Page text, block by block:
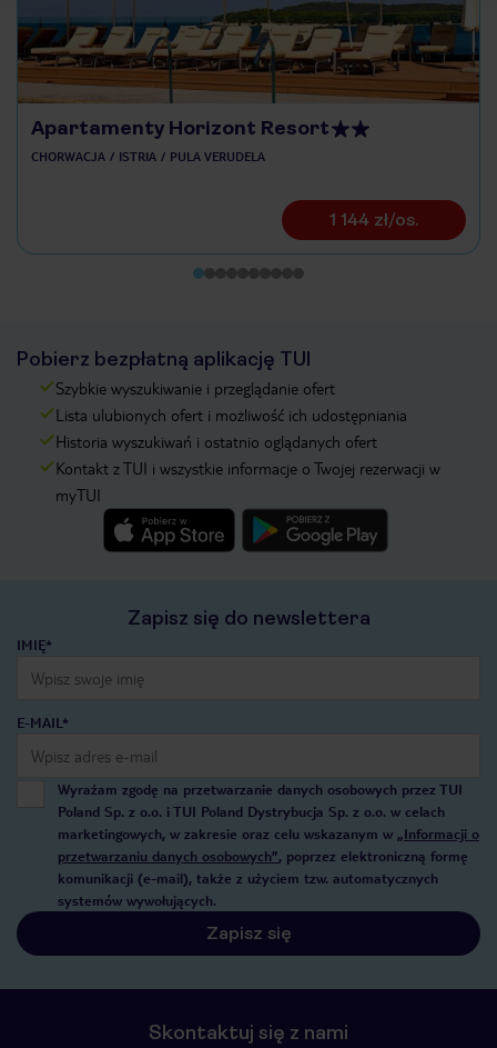
Apartamenty Horizont Resort
CHORWACJA ISTRIA PULA VERUDELA
1 144 zł/os.
Pobierz bezpłatną aplikację TUI
Szybkie wyszukiwanie i przeglądanie ofert
Lista ulubionych ofert i możliwość ich udostępniania
Historia wyszukiwań i ostatnio oglądanych ofert
Kontakt z TUI i wszystkie informacje o Twojej rezerwacji w
myTUI
Zapisz się do newslettera
IMIĘ*
E-MAIL*
Wyrażam zgodę na przetwarzanie danych osobowych przez TUI
Poland Sp. z o.o. i TUI Poland Dystrybucja Sp. z o.o. w celach
marketingowych, w zakresie oraz celu wskazanym w „Informacji o
przetwarzaniu danych osobowych”, poprzez elektroniczną formę
komunikacji (e-mail), także z użyciem tzw. automatycznych
systemów wywołujących.
Zapisz się
Skontaktuj się z nami